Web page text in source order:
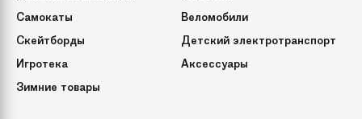
Самокаты
Веломобили
Скейтборды
Детский электротранспорт
Игротека
Аксессуары
Зимние товары